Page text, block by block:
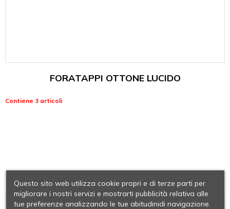
FORATAPPI OTTONE LUCIDO
Contiene 3 articoli
Questo sito web utilizza cookie propri e di terze parti per
migliorare i nostri servizi e mostrarti pubblicità relativa alle
tue preferenze analizzando le tue abitudinidi navigazione.